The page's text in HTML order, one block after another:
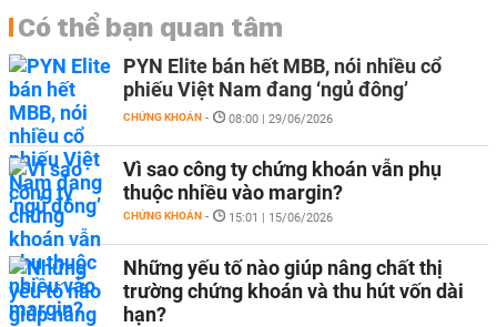
Có thể bạn quan tâm
PYN Elite bán hết MBB, nói nhiều cổ
phiếu Việt Nam đang ‘ngủ đông’
CHỨNG KHOÁN - 08:00 | 29/06/2026
Vì sao công ty chứng khoán vẫn phụ
thuộc nhiều vào margin?
CHỨNG KHOÁN - 15:01 | 15/06/2026
Những yếu tố nào giúp nâng chất thị
trường chứng khoán và thu hút vốn dài
hạn?